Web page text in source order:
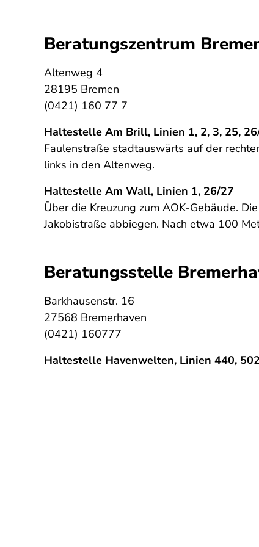
Beratungszentrum
Altenweg 4
28195 Bremen
(0421) 160 77 7
Haltestelle Am Brill, Linien 1, 2, 3, 25,
Faulenstraße stadtauswärts auf der
links in den Altenweg.
Haltestelle Am Wall, Linien 1, 26/27
Über die Kreuzung zum AOK-Gebäude.
Jakobistraße abbiegen. Nach etwa 100
Beratungsstelle
Barkhausenstr. 16
27568 Bremerhaven
(0421) 160777
Haltestelle Havenwelten, Linien 440,